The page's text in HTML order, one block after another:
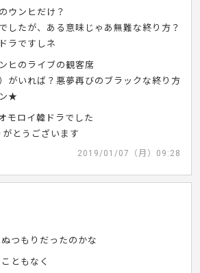
ウンヒだけ？
したが、ある意味じゃあ無難な終り方？
ラですしネ
ヒのライブの観客席
がいれば？悪夢再びのブラックな終り方
★
モロイ韓ドラでした
とうございます
2019/01/07（月）09:28
つもりだったのかな
ともなく